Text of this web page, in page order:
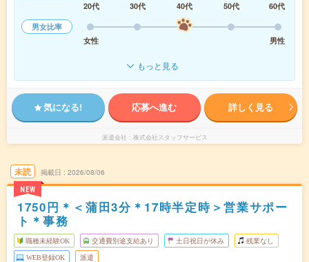
20代
30代 40代 50代
60代
男女比率
女性
男性
もっと見る
気になる! 応募へ進む 詳しく見る
派遣会社 株式会社スタッフサービス
未読
NEW
掲載日 2026/08/06
1750円＊＜蒲田3分＊17時半定時＞営業サポー
ト＊事務
職種未経験OK 交通費別途支給あり 土日祝日が休み 残業なし
WEB登録OK 派遣